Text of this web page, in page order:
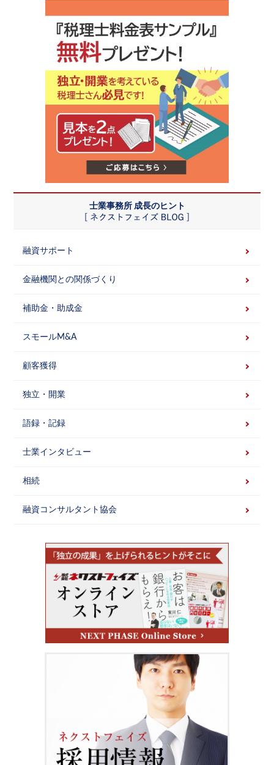
士業事務所 成長のヒント
融資サポート
金融機関との関係づくり
補助金・助成金
スモールM&A
顧客獲得
独立・開業
語録・記録
士業インタビュー
相続
融資コンサルタント協会